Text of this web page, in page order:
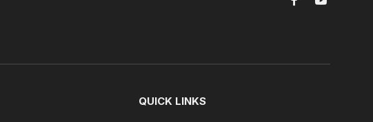
FacebookYouTube
QUICK LINKS